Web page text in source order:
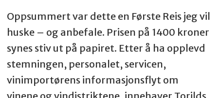
Oppsummert var dette en Første Reis jeg vil
huske – og anbefale. Prisen på 1400 kroner
synes stiv ut på papiret. Etter å ha opplevd
stemningen, personalet, servicen,
vinimportørens informasjonsflyt om